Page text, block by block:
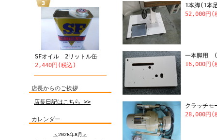
SFオイル 2リットル缶
2,440円(税込)
店長からのご挨拶
店長日記はこちら >>
カレンダー
＜2026年8月 ＞
1本脚(1本
52,000円(
一本脚用 (
16,000円(
クラッチ
28,000円(